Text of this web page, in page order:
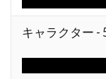
ドディ・ド
キャラクター -